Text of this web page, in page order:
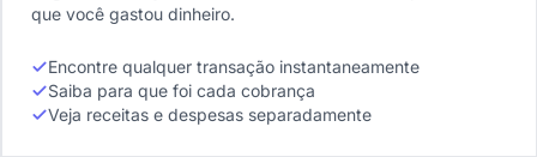
que você gastou dinheiro.
Encontre qualquer transação instantaneamente
Saiba para que foi cada cobrança
Veja receitas e despesas separadamente